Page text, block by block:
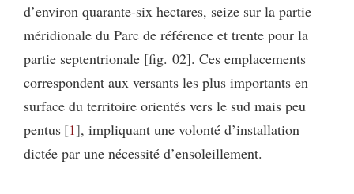
d’environ quarante-six hectares, seize sur la partie
méridionale du Parc de référence et trente pour la
partie septentrionale [fig. 02]. Ces emplacements
correspondent aux versants les plus importants en
surface du territoire orientés vers le sud mais peu
pentus 1 , impliquant une volonté d’installation
dictée par une nécessité d’ensoleillement.